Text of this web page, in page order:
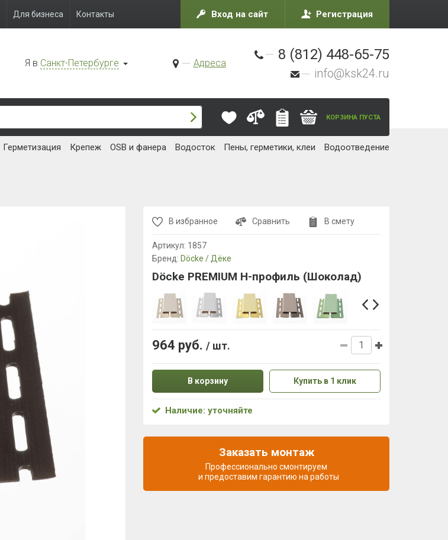
Для бизнеса Контакты Вход на сайт Регистрация
Я в Санкт-Петербурге Адреса
8 (812) 448-65-75
info@ksk24.ru
КОРЗИНА ПУСТА
Герметизация Крепеж OSB и фанера Водосток Пены, герметики, клеи Водоотведение
В избранное Сравнить В смету
Артикул: 1857
Бренд: Döcke / Дёке
Döcke PREMIUM H-профиль (Шоколад)
964 руб. / шт.
В корзину Купить в 1 клик
Наличие: уточняйте
Заказать монтаж
Профессионально смонтируем
и предоставим гарантию на работы